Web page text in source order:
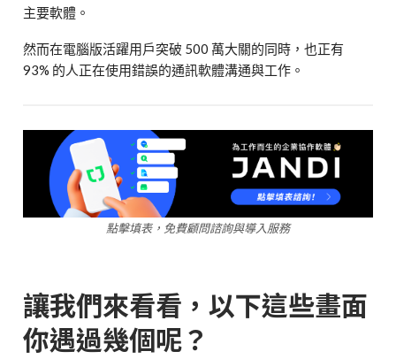
主要軟體。
然而在電腦版活躍用戶突破 500 萬大關的同時，也正有
93% 的人正在使用錯誤的通訊軟體溝通與工作。
點擊填表，免費顧問諮詢與導入服務
讓我們來看看，以下這些畫面
你遇過幾個呢？